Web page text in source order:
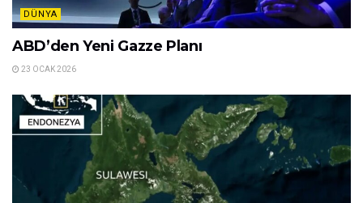
DÜNYA
ABD’den Yeni Gazze Planı
23 OCAK 2026